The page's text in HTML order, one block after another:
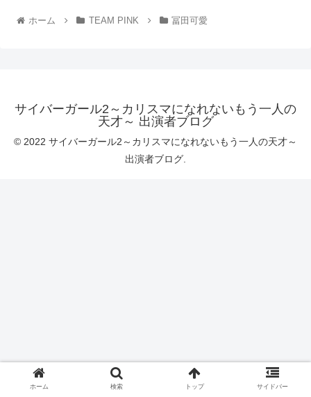
ホーム TEAM PINK 冨田可愛
サイバーガール2～カリスマになれないもう一人の
天才～ 出演者ブログ
© 2022 サイバーガール2～カリスマになれないもう一人の天才～
出演者ブログ.
ホーム 検索 トップ サイドバー